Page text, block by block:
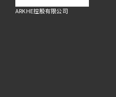
ARKHE控股有限公司